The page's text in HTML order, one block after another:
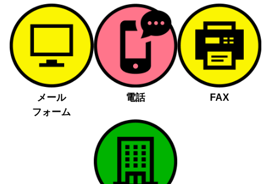
メール
フォーム
電話 FAX